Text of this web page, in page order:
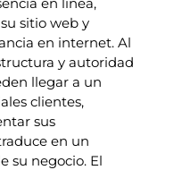
sitio web y
en internet. Al
y autoridad
llegar a un
clientes,
sus
en un
su negocio. El